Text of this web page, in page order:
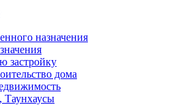
назначения
застройку
дома
Таунхаусы